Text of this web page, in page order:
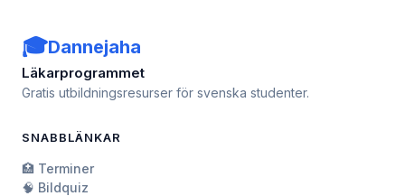
🎓Dannejaha
Läkarprogrammet
Gratis utbildningsresurser för svenska studenter.
SNABBLÄNKAR
🏥 Terminer
🧠 Bildquiz